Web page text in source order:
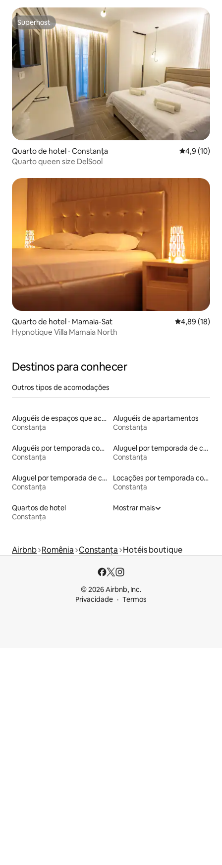
Superhost
Superhost
Quarto de hotel ⋅ Constanța 4,9 de uma
4,9 (10)
Quarto queen size DelSool
Quarto de hotel ⋅ Mamaia-Sat 4,89 de uma
4,89 (18)
Hypnotique Villa Mamaia North
Destinos para conhecer
Outros tipos de acomodações
Aluguéis de espaços que aceitam animais de estimação
Constanța
Aluguéis de apartamentos
Constanța
Aluguéis por temporada com acesso à praia
Constanța
Aluguel por temporada de casas de hóspedes
Constanța
Aluguel por temporada de casas de veraneio
Constanța
Locações por temporada com piscina
Constanța
Quartos de hotel
Constanța
Mostrar mais
Airbnb Romênia Constanța Hotéis boutique
© 2026 Airbnb, Inc.
Privacidade
Termos